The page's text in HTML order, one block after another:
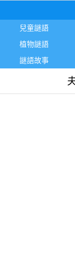
兒童謎語
植物謎語
謎語故事